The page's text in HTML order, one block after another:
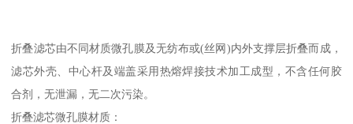
折叠滤芯由不同材质微孔膜及无纺布或(丝网)内外支撑层折叠而成，
滤芯外壳、中心杆及端盖采用热熔焊接技术加工成型，不含任何胶
合剂，无泄漏，无二次污染。
折叠滤芯微孔膜材质：